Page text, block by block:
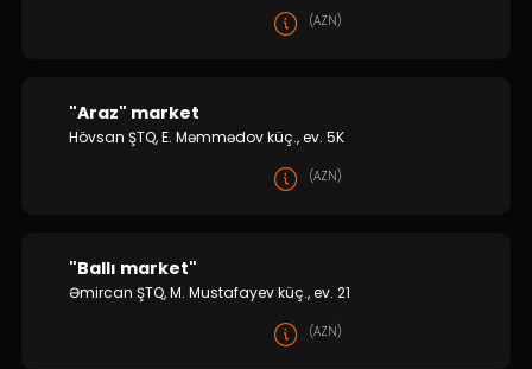
(AZN)
"Araz" market
Hövsan ŞTQ, E. Məmmədov küç., ev. 5K
(AZN)
"Ballı market"
Əmircan ŞTQ, M. Mustafayev küç., ev. 21
(AZN)